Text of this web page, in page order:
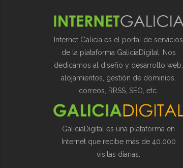
Internet Galicia es el portal de servicios
de la plataforma GaliciaDigital. Nos
dedicamos al diseño y desarrollo web,
alojamientos, gestión de dominios,
correos, RRSS, SEO, etc.
GaliciaDigital es una plataforma en
Internet que recibe más de 40.000
visitas diarias.